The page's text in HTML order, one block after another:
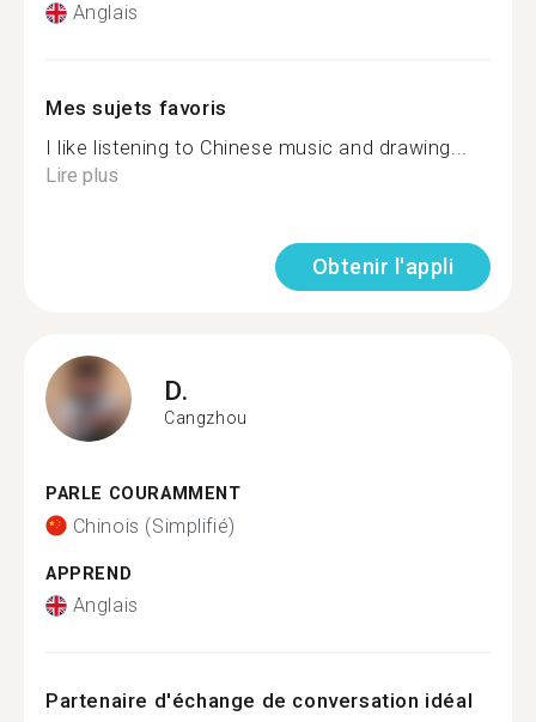
Anglais
Mes sujets favoris
I like listening to Chinese music and drawing...
Lire plus
Obtenir l'appli
D.
Cangzhou
PARLE COURAMMENT
Chinois (Simplifié)
APPREND
Anglais
Partenaire d'échange de conversation idéal